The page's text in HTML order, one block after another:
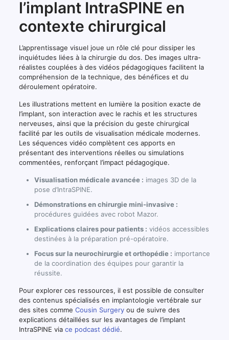
implants
IntraSPINE,
TOPS
fusion
vertébrale.
l’implant IntraSPINE en
contexte chirurgical
L’apprentissage visuel joue un rôle clé pour dissiper les
inquiétudes liées à la chirurgie du dos. Des images ultra-
réalistes couplées à des vidéos pédagogiques facilitent la
compréhension de la technique, des bénéfices et du
déroulement opératoire.
Les illustrations mettent en lumière la position exacte de
l’implant, son interaction avec le rachis et les structures
nerveuses, ainsi que la précision du geste chirurgical
facilité par les outils de visualisation médicale modernes.
Les séquences vidéo complètent ces apports en
présentant des interventions réelles ou simulations
commentées, renforçant l’impact pédagogique.
Visualisation médicale avancée : images 3D de la
pose d’IntraSPINE.
Démonstrations en chirurgie mini-invasive :
procédures guidées avec robot Mazor.
Explications claires pour patients : vidéos accessibles
destinées à la préparation pré-opératoire.
Focus sur la neurochirurgie et orthopédie : importance
de la coordination des équipes pour garantir la
réussite.
Pour explorer ces ressources, il est possible de consulter
des contenus spécialisés en implantologie vertébrale sur
des sites comme Cousin Surgeryou de suivre des
explications détaillées sur les avantages de l’implant
IntraSPINE via ce podcast dédié.